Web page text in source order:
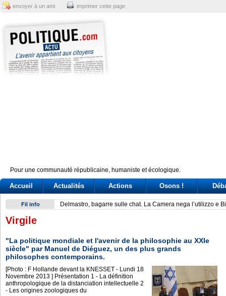
envoyer à un ami imprimer cette page
Pour une communauté républicaine, humaniste et écologique.
Accueil Actualités Actions Osons !
Fil info Delmastro, bagarre sulle chat. La Camera nega l’utilizzo e
Virgile
"La politique mondiale et l'avenir de la philosophie au XXIe
siècle" par Manuel de Diéguez, un des plus grands
philosophes contemporains.
[Photo : F Hollande devant la KNESSET - Lundi 18
Novembre 2013 ] Présentation 1 - La définition
anthropologique de la distanciation intellectuelle 2
- Les origines zoologiques du